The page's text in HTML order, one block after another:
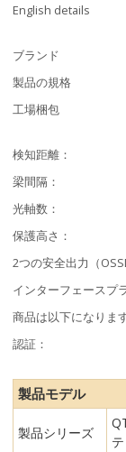
English details
ブランド
製品の規格
工場梱包
検知距離：
梁間隔：
光軸数：
保護高さ：
2つの安全出力（
インターフェースプ
商品は以下になりま
認証：
製品モデル
製品シリーズ